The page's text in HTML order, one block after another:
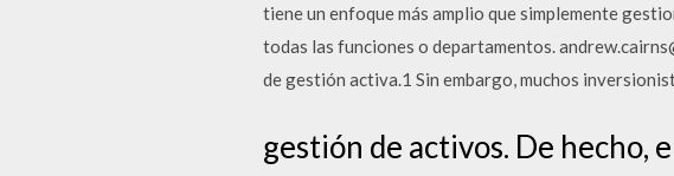
tiene un enfoque más amplio que simplemente
todas las funciones o departamentos.
de gestión activa.1 Sin embargo, muchos
gestión de activos. De hecho,